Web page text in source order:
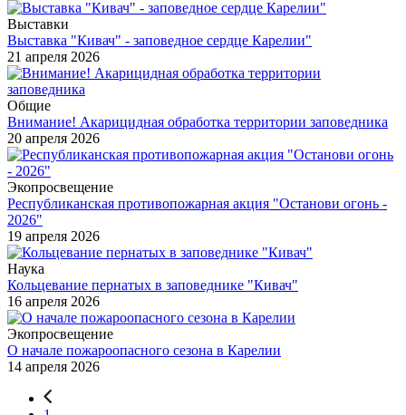
Выставки
Выставка "Кивач" - заповедное сердце Карелии"
21 апреля 2026
Общие
Внимание! Акарицидная обработка территории заповедника
20 апреля 2026
Экопросвещение
Республиканская противопожарная акция "Останови огонь -
2026"
19 апреля 2026
Наука
Кольцевание пернатых в заповеднике "Кивач"
16 апреля 2026
Экопросвещение
О начале пожароопасного сезона в Карелии
14 апреля 2026